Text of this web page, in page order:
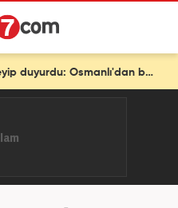
Türkiye'den tarihi mesaj! Bakan Fidan 'En önemli adım' deyip duyurdu: Osmanlı'dan beri...